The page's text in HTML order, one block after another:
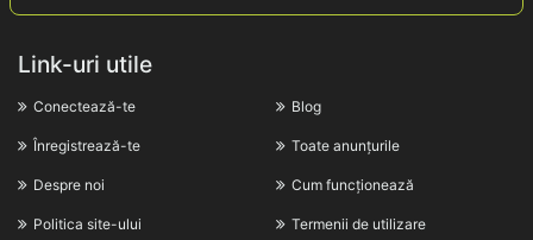
Link-uri utile
Conectează-te
Înregistrează-te
Despre noi
Politica site-ului
Blog
Toate anunțurile
Cum funcționează
Termenii de utilizare